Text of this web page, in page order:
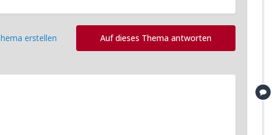
Auf dieses Thema antworten
erstellen